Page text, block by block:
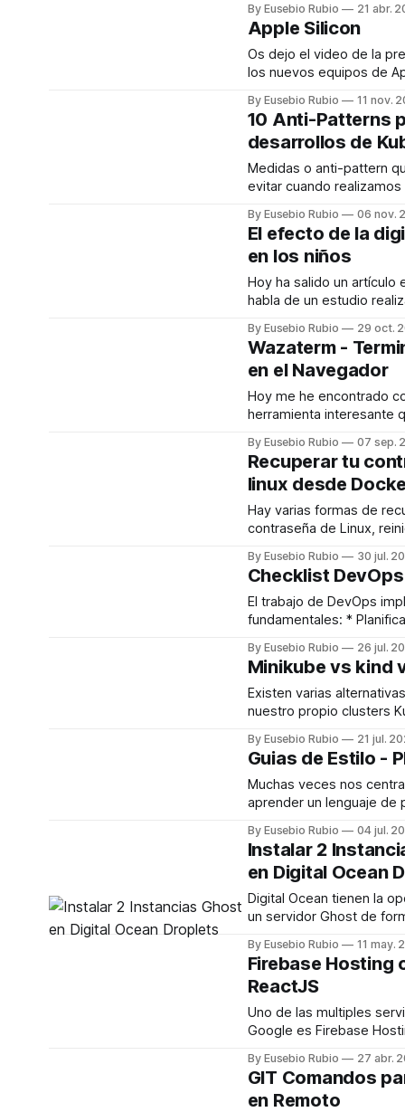
pertenencia dentro y
En el caso de Liverpool,
conversaciones sobre
visitantes permiten
coleccionistas. Dentro de
comparacion
By Eusebio Rubio 21 abr.
Apple Silicon
Os dejo el video de la
los nuevos equipos de
By Eusebio Rubio 11 nov.
10 Anti-Patterns
desarrollos de
Medidas o anti-pattern
evitar cuando
By Eusebio Rubio 06 nov.
El efecto de la
en los niños
Hoy ha salido un artículo
habla de un estudio
1965), que cuenta con
forma contundente
dispositivos digitales
gravemente, y para mal,
By Eusebio Rubio 29 oct.
Wazaterm -
en el Navegador
Hoy me he encontrado
herramienta interesante
es un terminal Linux en la
desde el navegador
La idea es que podamos
siempre que tengamos
nuestro terminal, sin
By Eusebio Rubio 07 sep.
Recuperar tu
linux desde
Hay varias formas de
contraseña de Linux,
una forma muy curiosa
Aquí os dejo una receta
Requisitos: * Tener instalado Docker *
Acceso por SSH con tu
IP del
By Eusebio Rubio 30 jul.
Checklist DevOps
El trabajo de DevOps
fundamentales: * Planificación *
Monitorización Recientemente he visto
un artículo muy
"5 lessons learned from
300-000 lines of
su experiencia, cuales
que hay que seguir para
By Eusebio Rubio 26 jul.
Minikube vs kind
Existen varias
nuestro propio clusters
AWS o Azure. Estas herramientas
también nos pueden
pruebas locales en
aprender a usar
Minikube es una
By Eusebio Rubio 21 jul.
Guias de Estilo -
Muchas veces nos
aprender un lenguaje de
importantes: Seguir una buena guía de
estilo. Cuando escribimos nuestro
código y sobretodo
en un equipo de trabajo,
seguir una guía de estilo.
By Eusebio Rubio 04 jul.
Instalar 2
en Digital Ocean
Digital Ocean tienen la
un servidor Ghost de
denominan Droplets. Los Droplets no
son mas que máquinas
características que
y que permiten
tiempo aplicaciones web
otro servicio. Uno
By Eusebio Rubio 11 may.
Firebase Hosting
ReactJS
Uno de las multiples
Google es Firebase Hosting.
espacio gratuito para
“estáticos”. Es un servicio de hosting de
contenido web con nivel
By Eusebio Rubio 27 abr.
GIT Comandos
en Remoto